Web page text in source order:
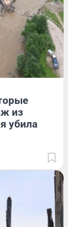
из
убила